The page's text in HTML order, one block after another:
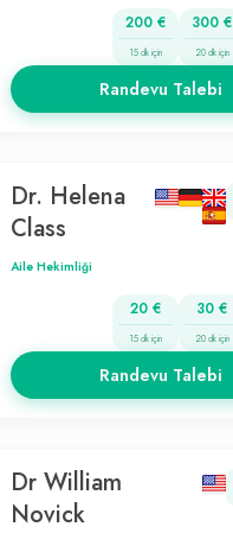
200 €
15 dk için
300 €
20 dk için
Randevu Talebi
Dr. Helena
Class
Aile Hekimliği
20 €
15 dk için
30 €
20 dk için
Randevu Talebi
Dr William
Novick